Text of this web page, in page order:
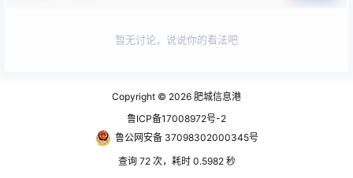
暂无讨论，说说你的看法吧
Copyright © 2026 肥城信息港
鲁ICP备17008972号-2
鲁公网安备 37098302000345号
查询 72 次，耗时 0.5982 秒